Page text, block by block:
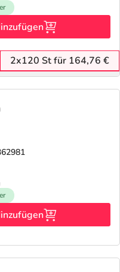
2x120 St für 164,76 €